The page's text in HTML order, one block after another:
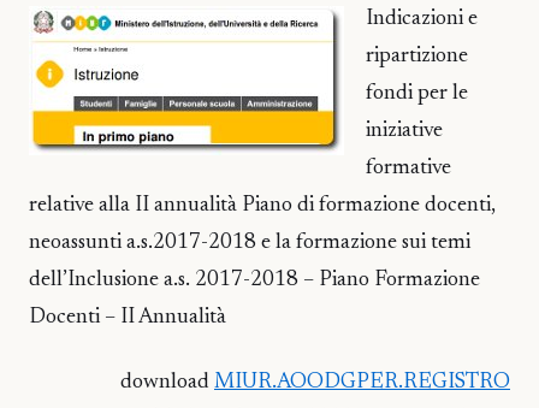
Indicazioni e
ripartizione
fondi per le
iniziative
formative
relative alla II annualità Piano di formazione docenti,
neoassunti a.s.2017-2018 e la formazione sui temi
dell’Inclusione a.s. 2017-2018 – Piano Formazione
Docenti – II Annualità
download MIUR.AOODGPER.REGISTRO